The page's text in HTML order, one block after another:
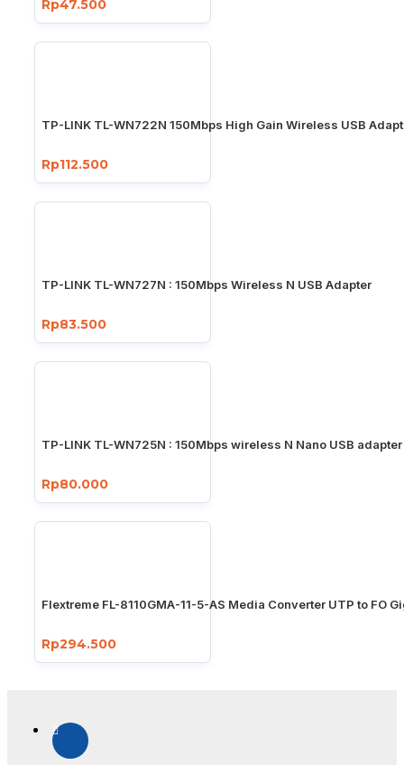
Rp47.500
TP-LINK TL-WN722N 150Mbps High Gain Wireless USB
Rp112.500
TP-LINK TL-WN727N : 150Mbps Wireless N USB Adapter
Rp83.500
TP-LINK TL-WN725N : 150Mbps wireless N Nano USB adapter
Rp80.000
Flextreme FL-8110GMA-11-5-AS Media Converter UTP to FO
Rp294.500